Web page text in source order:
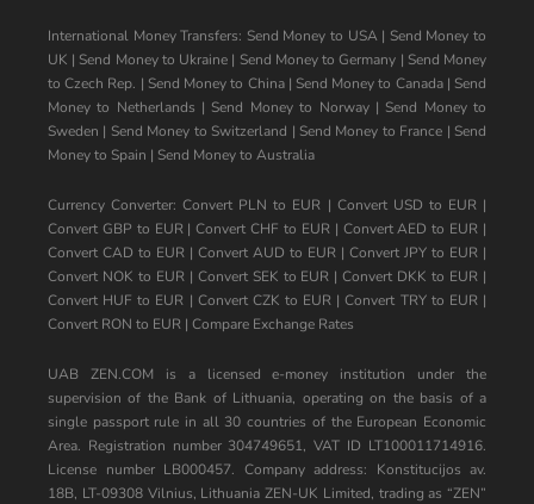
International Money Transfers: Send Money to USA| Send Money to
UK | Send Money to Ukraine | Send Money to Germany | Send Money
to Czech Rep. | Send Money to China| Send Money to Canada| Send
Money to Netherlands | Send Money to Norway| Send Money to
Sweden | Send Money to Switzerland | Send Money to France | Send
Money to Spain | Send Money to Australia
Currency Converter:Convert PLN to EUR | Convert USD to EUR|
Convert GBP to EUR|Convert CHF to EUR| Convert AED to EUR |
Convert CAD to EUR | Convert AUD to EUR | Convert JPY to EUR |
Convert NOK to EUR| Convert SEK to EUR |Convert DKK to EUR |
Convert HUF to EUR | Convert CZK to EUR |Convert TRY to EUR|
Convert RON to EUR | Compare Exchange Rates
UAB ZEN.COM is a licensed e-money institution under the
supervision of the Bank of Lithuania, operating on the basis of a
single passport rule in all 30 countries of the European Economic
Area. Registration number 304749651, VAT ID LT100011714916.
License number LB000457. Company address: Konstitucijos av.
18B, LT-09308 Vilnius, Lithuania ZEN-UK Limited, trading as “ZEN”